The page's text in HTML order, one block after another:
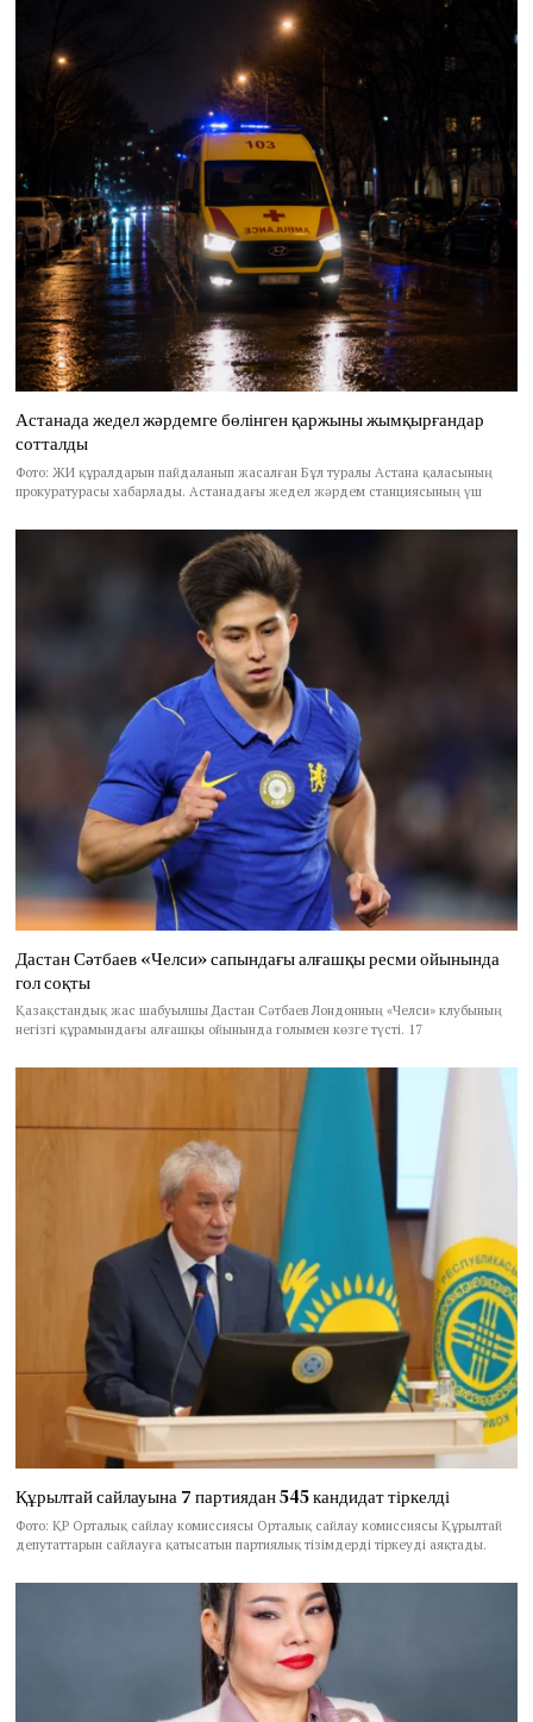
Астанада жедел жәрдемге бөлінген қаржыны жымқырғандар
сотталды
Фото: ЖИ құралдарын пайдаланып жасалған Бұл туралы Астана қаласының
прокуратурасы хабарлады. Астанадағы жедел жәрдем станциясының үш
Дастан Сәтбаев «Челси» сапындағы алғашқы ресми ойынында
гол соқты
Қазақстандық жас шабуылшы Дастан Сәтбаев Лондонның «Челси» клубының
негізгі құрамындағы алғашқы ойынында голымен көзге түсті. 17
Құрылтай сайлауына 7 партиядан 545 кандидат тіркелді
Фото: ҚР Орталық сайлау комиссиясы Орталық сайлау комиссиясы Құрылтай
депутаттарын сайлауға қатысатын партиялық тізімдерді тіркеуді аяқтады.